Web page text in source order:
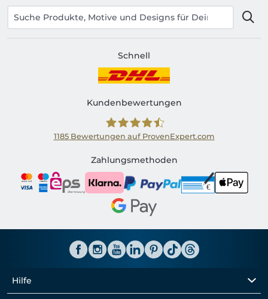
Schnell
Kundenbewertungen
Shirtinator AT
1185Bewertungen auf ProvenExpert.com
Zahlungsmethoden
Hilfe